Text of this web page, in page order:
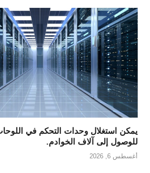
يمكن استغلال وحدات التحكم في
للوصول إلى آلاف الخوادم.
أغسطس 6, 2026